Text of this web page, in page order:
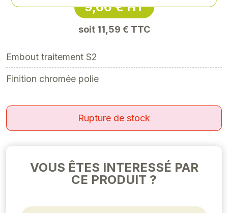
9,66 € HT
soit 11,59 € TTC
Embout traitement S2
Finition chromée polie
Rupture de stock
VOUS ÊTES INTERESSÉ PAR
CE PRODUIT ?